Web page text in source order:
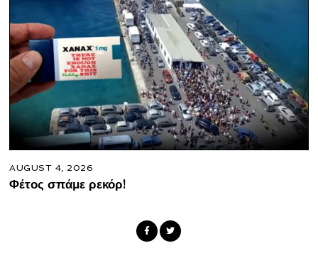
AUGUST 4, 2026
Φέτος σπάμε ρεκόρ!